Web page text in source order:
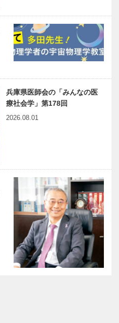
兵庫県医師会の「みんなの医
療社会学」第178回
2026.08.01